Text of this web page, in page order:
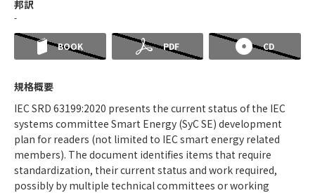
邦訳
-
BOOK PDF CD
規格概要
IEC SRD 63199:2020 presents the current status of the IEC
systems committee Smart Energy (SyC SE) development
plan for readers (not limited to IEC smart energy related
members). The document identifies items that require
standardization, their current status and work required,
possibly by multiple technical committees or working